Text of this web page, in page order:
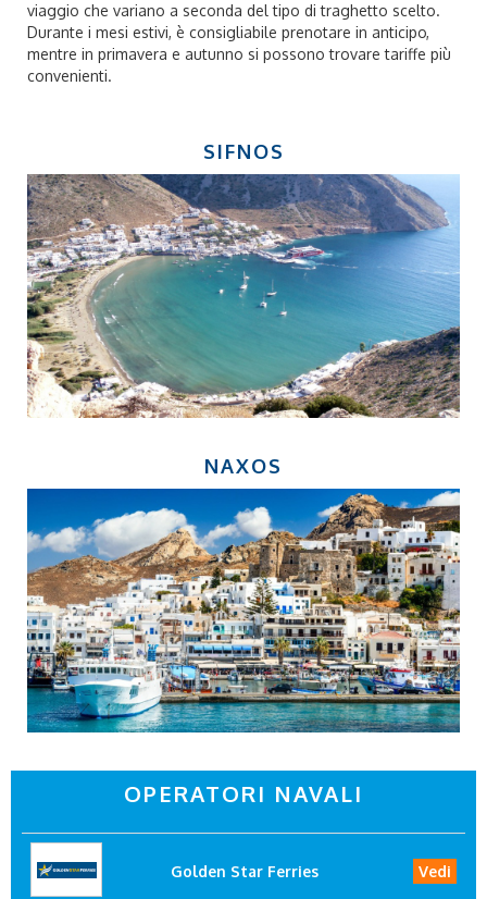
viaggio che variano a seconda del tipo di traghetto scelto.
Durante i mesi estivi, è consigliabile prenotare in anticipo,
mentre in primavera e autunno si possono trovare tariffe più
convenienti.
SIFNOS
NAXOS
OPERATORI NAVALI
Golden Star Ferries Vedi